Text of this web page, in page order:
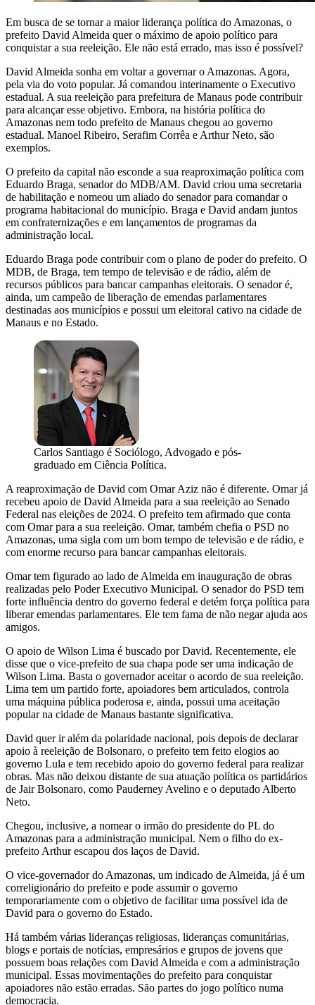
Em busca de se tornar a maior liderança política do Amazonas, o
prefeito David Almeida quer o máximo de apoio político para
conquistar a sua reeleição. Ele não está errado, mas isso é possível?
David Almeida sonha em voltar a governar o Amazonas. Agora,
pela via do voto popular. Já comandou interinamente o Executivo
estadual. A sua reeleição para prefeitura de Manaus pode contribuir
para alcançar esse objetivo. Embora, na história política do
Amazonas nem todo prefeito de Manaus chegou ao governo
estadual. Manoel Ribeiro, Serafim Corrêa e Arthur Neto, são
exemplos.
O prefeito da capital não esconde a sua reaproximação política com
Eduardo Braga, senador do MDB/AM. David criou uma secretaria
de habilitação e nomeou um aliado do senador para comandar o
programa habitacional do município. Braga e David andam juntos
em confraternizações e em lançamentos de programas da
administração local.
Eduardo Braga pode contribuir com o plano de poder do prefeito. O
MDB, de Braga, tem tempo de televisão e de rádio, além de
recursos públicos para bancar campanhas eleitorais. O senador é,
ainda, um campeão de liberação de emendas parlamentares
destinadas aos municípios e possui um eleitoral cativo na cidade de
Manaus e no Estado.
Carlos Santiago é Sociólogo, Advogado e pós-
graduado em Ciência Política.
A reaproximação de David com Omar Aziz não é diferente. Omar já
recebeu apoio de David Almeida para a sua reeleição ao Senado
Federal nas eleições de 2024. O prefeito tem afirmado que conta
com Omar para a sua reeleição. Omar, também chefia o PSD no
Amazonas, uma sigla com um bom tempo de televisão e de rádio, e
com enorme recurso para bancar campanhas eleitorais.
Omar tem figurado ao lado de Almeida em inauguração de obras
realizadas pelo Poder Executivo Municipal. O senador do PSD tem
forte influência dentro do governo federal e detém força política para
liberar emendas parlamentares. Ele tem fama de não negar ajuda aos
amigos.
O apoio de Wilson Lima é buscado por David. Recentemente, ele
disse que o vice-prefeito de sua chapa pode ser uma indicação de
Wilson Lima. Basta o governador aceitar o acordo de sua reeleição.
Lima tem um partido forte, apoiadores bem articulados, controla
uma máquina pública poderosa e, ainda, possui uma aceitação
popular na cidade de Manaus bastante significativa.
David quer ir além da polaridade nacional, pois depois de declarar
apoio à reeleição de Bolsonaro, o prefeito tem feito elogios ao
governo Lula e tem recebido apoio do governo federal para realizar
obras. Mas não deixou distante de sua atuação política os partidários
de Jair Bolsonaro, como Pauderney Avelino e o deputado Alberto
Neto.
Chegou, inclusive, a nomear o irmão do presidente do PL do
Amazonas para a administração municipal. Nem o filho do ex-
prefeito Arthur escapou dos laços de David.
O vice-governador do Amazonas, um indicado de Almeida, já é um
correligionário do prefeito e pode assumir o governo
temporariamente com o objetivo de facilitar uma possível ida de
David para o governo do Estado.
Há também várias lideranças religiosas, lideranças comunitárias,
blogs e portais de notícias, empresários e grupos de jovens que
possuem boas relações com David Almeida e com a administração
municipal. Essas movimentações do prefeito para conquistar
apoiadores não estão erradas. São partes do jogo político numa
democracia.